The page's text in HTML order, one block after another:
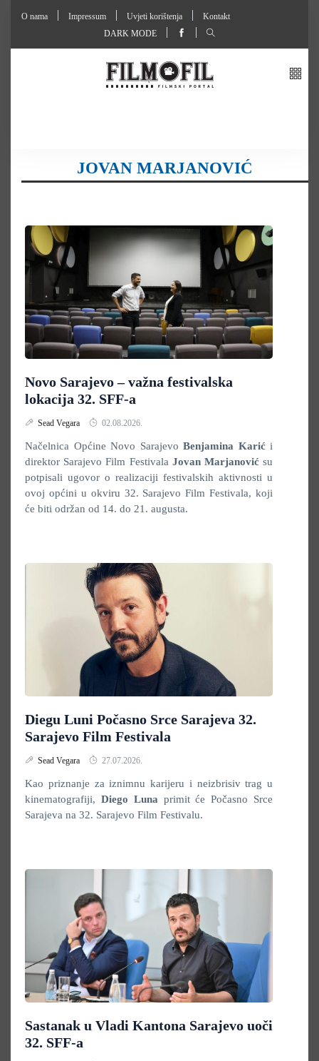
O nama Impressum Uvjeti korištenja
Kontakt
DARK MODE
JOVAN MARJANOVIĆ
Novo Sarajevo – važna festivalska
lokacija 32. SFF-a
Sead Vegara 02.08.2026.
Načelnica Općine Novo Sarajevo Benjamina Karić i
direktor Sarajevo Film Festivala Jovan Marjanović su
potpisali ugovor o realizaciji festivalskih aktivnosti u
ovoj općini u okviru 32. Sarajevo Film Festivala, koji
će biti održan od 14. do 21. augusta.
Diegu Luni Počasno Srce Sarajeva 32.
Sarajevo Film Festivala
Sead Vegara 27.07.2026.
Kao priznanje za iznimnu karijeru i neizbrisiv trag u
kinematografiji, Diego Luna primit će Počasno Srce
Sarajeva na 32. Sarajevo Film Festivalu.
Sastanak u Vladi Kantona Sarajevo uoči
32. SFF-a